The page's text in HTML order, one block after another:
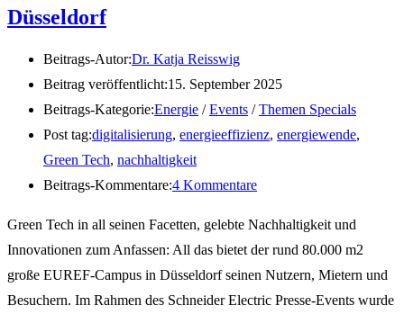
Düsseldorf
Beitrags-Autor:Dr. Katja Reisswig
Beitrag veröffentlicht:15. September 2025
Beitrags-Kategorie:Energie / Events / Themen Specials
Post tag:digitalisierung, energieeffizienz, energiewende,
Green Tech, nachhaltigkeit
Beitrags-Kommentare:4 Kommentare
Green Tech in all seinen Facetten, gelebte Nachhaltigkeit und
Innovationen zum Anfassen: All das bietet der rund 80.000 m2
große EUREF-Campus in Düsseldorf seinen Nutzern, Mietern und
Besuchern. Im Rahmen des Schneider Electric Presse-Events wurde